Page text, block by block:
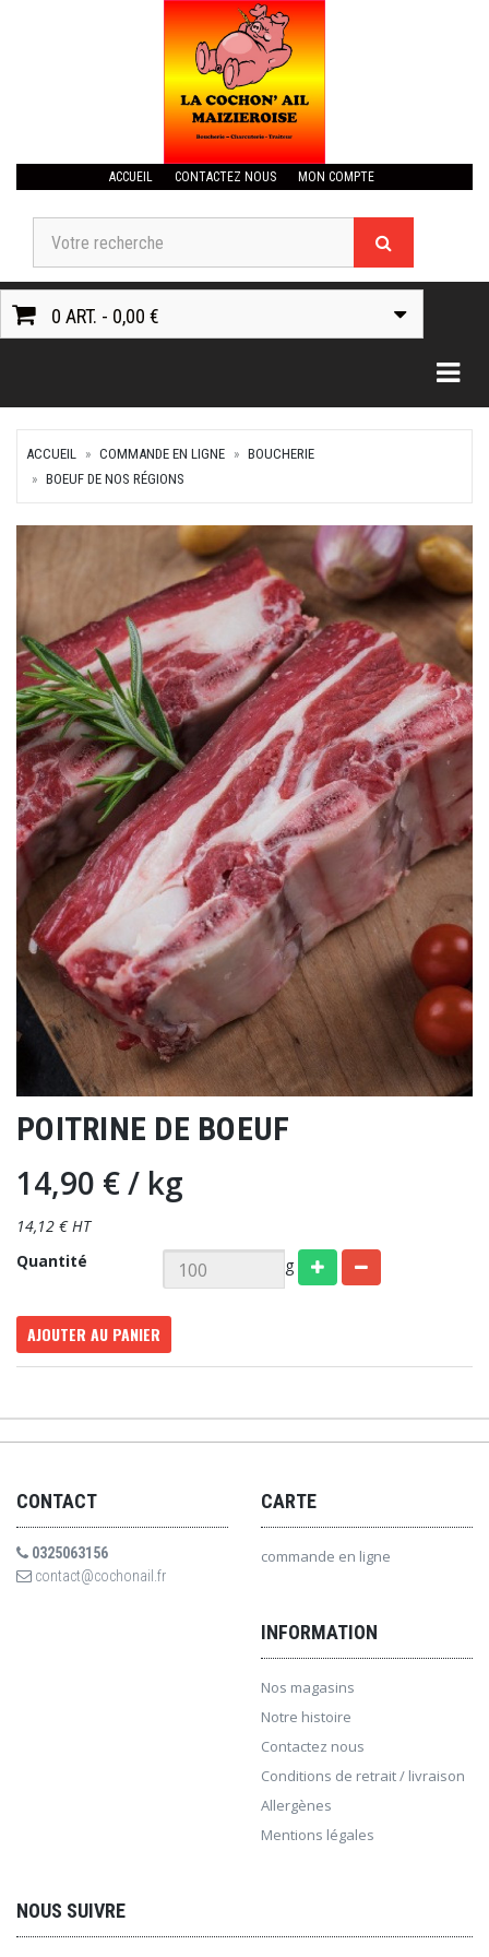
ACCUEIL CONTACTEZ NOUS MON COMPTE
0 ART. - 0,00 €
ACCUEIL COMMANDE EN LIGNE
BOUCHERIE
BOEUF DE NOS RÉGIONS
POITRINE DE BOEUF
14,90 €/ kg
14,12 € HT
Quantité
g
AJOUTER AU PANIER
CONTACT
0325063156
contact@cochonail.fr
CARTE
commande en ligne
INFORMATION
Nos magasins
Notre histoire
Contactez nous
Conditions de retrait / livraison
Allergènes
Mentions légales
NOUS SUIVRE